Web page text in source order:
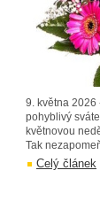
9. května 2026
pohyblivý
květnovou
Tak
Celý článek